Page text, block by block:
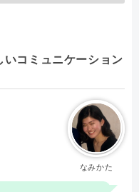
コミュニケーション
なみかた